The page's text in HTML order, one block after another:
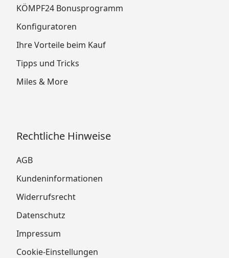
KÖMPF24 Bonusprogramm
Konfiguratoren
Ihre Vorteile beim Kauf
Tipps und Tricks
Miles & More
Rechtliche Hinweise
AGB
Kundeninformationen
Widerrufsrecht
Datenschutz
Impressum
Cookie-Einstellungen